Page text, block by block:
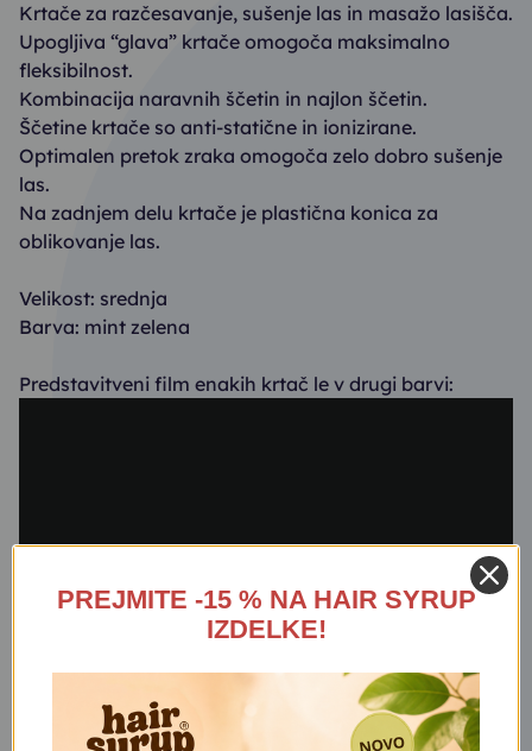
Krtače za razčesavanje, sušenje las in masažo lasišča.
Upogljiva “glava” krtače omogoča maksimalno
fleksibilnost.
Kombinacija naravnih ščetin in najlon ščetin.
Ščetine krtače so anti-statične in ionizirane.
Optimalen pretok zraka omogoča zelo dobro sušenje
las.
Na zadnjem delu krtače je plastična konica za
oblikovanje las.
Velikost: srednja
Barva: mint zelena
Predstavitveni film enakih krtač le v drugi barvi:
PREJMITE -15 % NA HAIR SYRUP
IZDELKE!